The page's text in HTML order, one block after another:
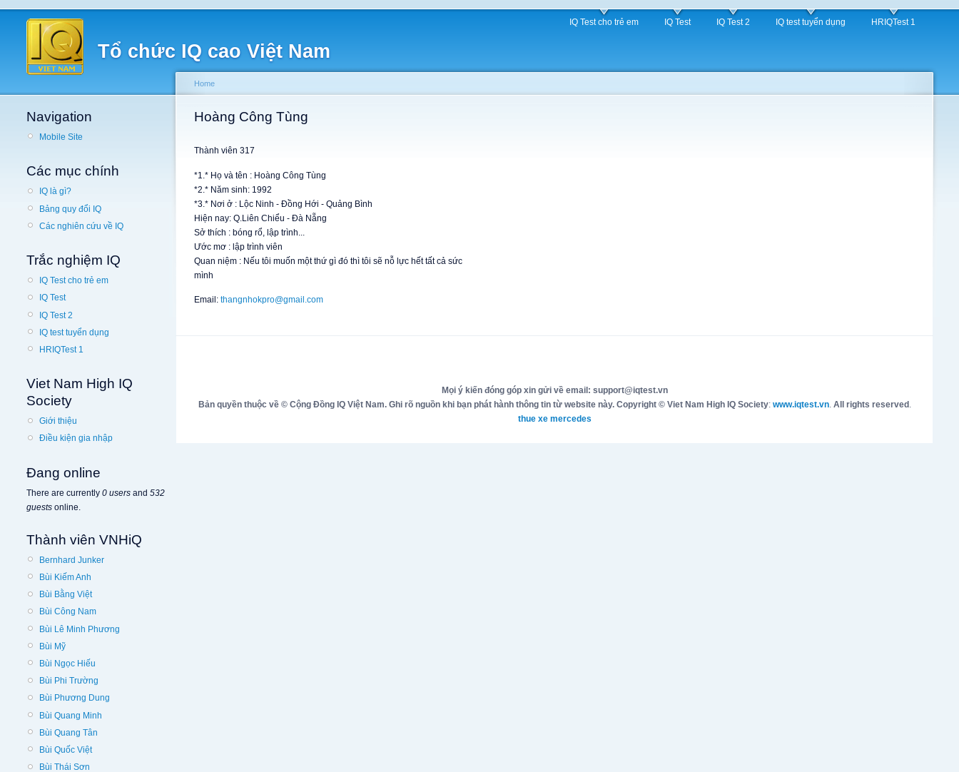
Tổ chức IQ cao Việt Nam
IQ Test cho trẻ em IQ Test IQ Test 2 IQ test tuyển dụng HRIQTest 1
Navigation
Mobile Site
Các mục chính
IQ là gì?
Bảng quy đổi IQ
Các nghiên cứu về IQ
Trắc nghiệm IQ
IQ Test cho trẻ em
IQ Test
IQ Test 2
IQ test tuyển dụng
HRIQTest 1
Viet Nam High IQ
Society
Giới thiệu
Điều kiện gia nhập
Đang online
There are currently 0 users and 532
guests online.
Thành viên VNHiQ
Bernhard Junker
Bùi Kiếm Anh
Bùi Bằng Việt
Bùi Công Nam
Bùi Lê Minh Phương
Bùi Mỹ
Bùi Ngọc Hiếu
Bùi Phi Trường
Bùi Phương Dung
Bùi Quang Minh
Bùi Quang Tân
Bùi Quốc Việt
Bùi Thái Sơn
Home
Hoàng Công Tùng
Thành viên 317
*1.* Họ và tên : Hoàng Công Tùng
*2.* Năm sinh: 1992
*3.* Nơi ở : Lộc Ninh - Đồng Hới - Quảng Bình
Hiện nay: Q.Liên Chiểu - Đà Nẵng
Sở thích : bóng rổ, lập trình...
Ước mơ : lập trình viên
Quan niệm : Nếu tôi muốn một thứ gì đó thì tôi sẽ nỗ lực hết tất cả sức
mình
Email: thangnhokpro@gmail.com
Mọi ý kiến đóng góp xin gửi về email: support@iqtest.vn
Bản quyền thuộc về © Cộng Đồng IQ Việt Nam. Ghi rõ nguồn khi bạn phát hành thông tin từ website này. Copyright © Viet Nam High IQ Society: www.iqtest.vn. All rights reserved.
thue xe mercedes